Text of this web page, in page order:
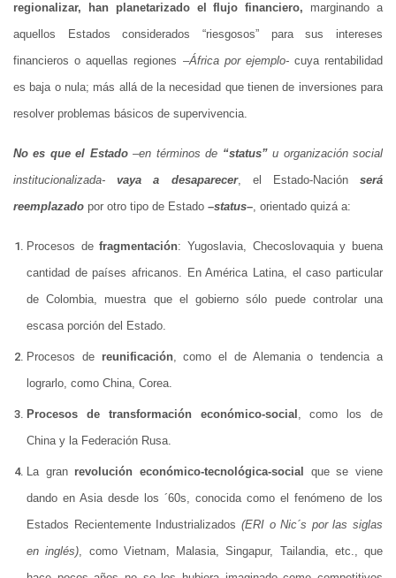
regionalizar, han planetarizado el flujo financiero, marginando a
aquellos Estados considerados “riesgosos” para sus intereses
financieros o aquellas regiones –África por ejemplo-cuya rentabilidad
es baja o nula; más allá de la necesidad que tienen de inversiones para
resolver problemas básicos de supervivencia.
No es que el Estado–en términos de “status”u organización social
institucionalizada-
vaya a desaparecer, el Estado-Naciónserá
reemplazado por otro tipo de Estado –status–, orientado quizá a:
Procesos defragmentación: Yugoslavia, Checoslovaquia y buena
cantidad de países africanos. En América Latina, el caso particular
de Colombia, muestra que el gobierno sólo puede controlar una
escasa porción del Estado.
Procesos de reunificación, como el de Alemania o tendencia a
lograrlo, como China, Corea.
Procesos de transformación económico-social , como los de
China y la Federación Rusa.
La gran revolución económico-tecnológica-social
que se viene
dando en Asia desde los ´60s, conocida como el fenómeno de los
Estados Recientemente Industrializados (ERI o Nic´s por las siglas
en inglés), como Vietnam, Malasia, Singapur, Tailandia, etc., que